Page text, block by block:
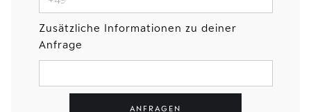
Zusätzliche Informationen zu deiner
Anfrage